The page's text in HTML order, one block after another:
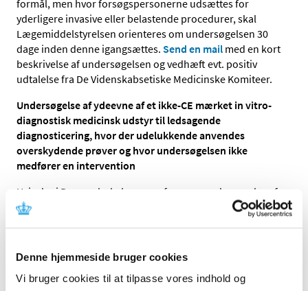
Denne hjemmeside bruger cookies
Vi bruger cookies til at tilpasse vores indhold og
formål, men hvor forsøgspersonerne udsættes for
yderligere invasive eller belastende procedurer, skal
Lægemiddelstyrelsen orienteres om undersøgelsen 30
dage inden denne igangsættes. Send en mail med en kort
beskrivelse af undersøgelsen og vedhæft evt. positiv
udtalelse fra De Videnskabsetiske Medicinske Komiteer.
Undersøgelse af ydeevne af et ikke-CE mærket in vitro-
diagnostisk medicinsk udstyr til ledsagende
diagnosticering, hvor der udelukkende anvendes
overskydende prøver og hvor undersøgelsen ikke
medfører en intervention
Hvis der i Danmark skal gennemføres en undersøgelse af
ydeevne af et ikke-CE mærket in vitro-diagnostisk
medicinsk udstyr til ledsagende diagnosticering, hvor der
undersøgelsen ikke medfører en intervention for
forsøgspersonen, der har givet prøven, skal
Lægemiddelstyrelsen orienteres om undersøgelsen.